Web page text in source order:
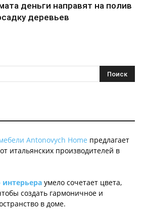
деньги направят на полив
деревьев
Antonovych Home предлагает
итальянских производителей в
умело сочетает цвета,
создать гармоничное и
в доме.